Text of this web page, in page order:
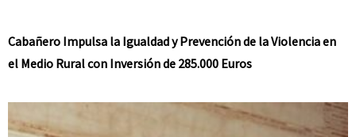
Cabañero Impulsa la Igualdad y Prevención de la Violencia en
el Medio Rural con Inversión de 285.000 Euros